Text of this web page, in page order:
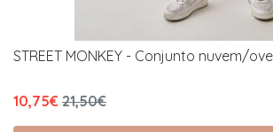
STREET MONKEY - Conjunto nuvem/
10,75€ 21,50€